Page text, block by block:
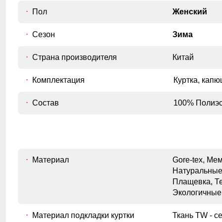
обязательно должна присутствовать в горнолыжной
Измеряется от верхней точки плеча до
нижнего края изделия.
Полуобхват груди
куртки, вокруг самой широкой части
Расстояние от плечевого шва до
E
Расстояние от подмышечного шва
Пол Женский
Сезон Зима
Страна производителя Китай
Комплектация Куртка,
Состав 100%
Материал
Gore-tex,
Плащевка,
Материал подкладки куртки Ткань TW -